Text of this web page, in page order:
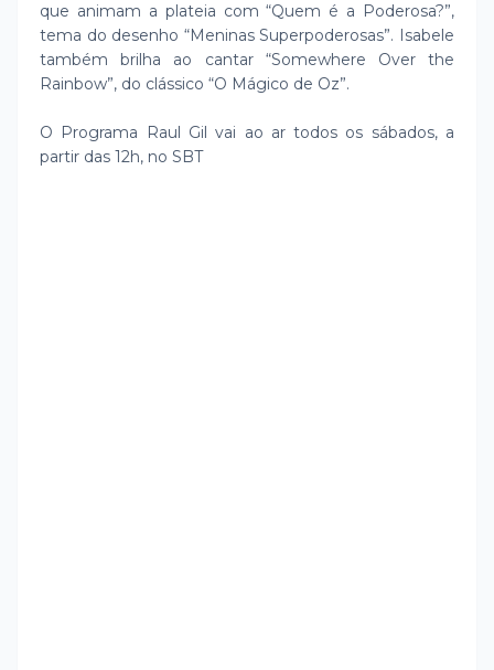
que animam a plateia com “Quem é a Poderosa?”,
tema do desenho “Meninas Superpoderosas”. Isabele
também brilha ao cantar “Somewhere Over the
Rainbow”, do clássico “O Mágico de Oz”.
O Programa Raul Gil vai ao ar todos os sábados, a
partir das 12h, no SBT